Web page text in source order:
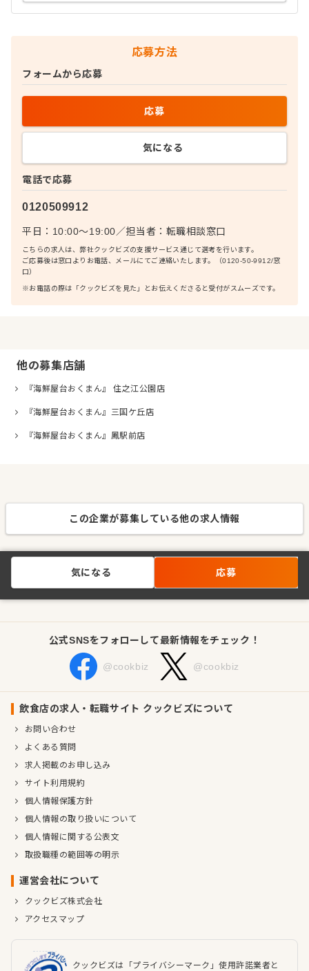
応募方法
電話で応募
0120509912
平日：10:00〜19:00／担当者： 転職相談窓口
こちらの求人は、弊社クックビズの支援サービス通じて選考を行います。
ご応募後は窓口よりお電話、メールにてご連絡いたします。（0120-50-9912/窓
口）
※お電話の際は「クックビズを見た」とお伝えくださると受付がスムーズです。
フォームから応募
応募
気になる
他の募集店舗
『海鮮屋台おくまん』 住之江公園店
『海鮮屋台おくまん』三国ケ丘店
『海鮮屋台おくまん』鳳駅前店
この企業が募集している他の求人情報
気になる 応募
公式SNSをフォローして最新情報をチェック！
@cookbiz @cookbiz
飲食店の求人・転職サイト クックビズについて
お問い合わせ
よくある質問
求人掲載のお申し込み
サイト利用規約
個人情報保護方針
個人情報の取り扱いについて
個人情報に関する公表文
取扱職種の範囲等の明示
運営会社について
クックビズ株式会社
アクセスマップ
クックビズは「プライバシーマーク」使用許諾業者と